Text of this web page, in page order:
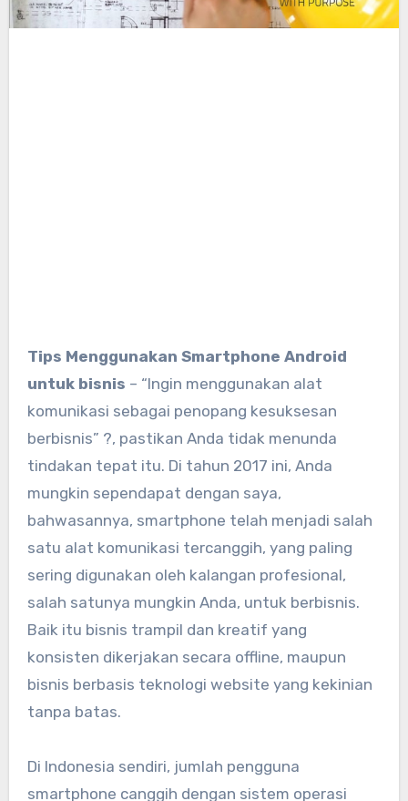
Tips Menggunakan Smartphone Android
untuk bisnis – “Ingin menggunakan alat
komunikasi sebagai penopang kesuksesan
berbisnis” ?, pastikan Anda tidak menunda
tindakan tepat itu. Di tahun 2017 ini, Anda
mungkin sependapat dengan saya,
bahwasannya, smartphone telah menjadi salah
satu alat komunikasi tercanggih, yang paling
sering digunakan oleh kalangan profesional,
salah satunya mungkin Anda, untuk berbisnis.
Baik itu bisnis trampil dan kreatif yang
konsisten dikerjakan secara offline, maupun
bisnis berbasis teknologi website yang kekinian
tanpa batas.
Di Indonesia sendiri, jumlah pengguna
smartphone canggih dengan sistem operasi